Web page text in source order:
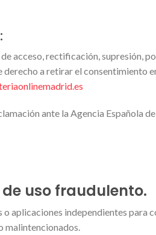
acceso, rectificación, supresión,
a retirar el consentimiento
ante la Agencia Española
uso fraudulento.
aplicaciones independientes
malintencionados.